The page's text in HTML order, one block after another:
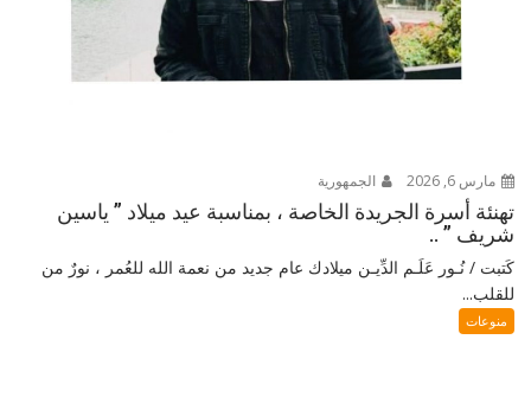
مارس 6, 2026 الجمهورية
تهنئة أسرة الجريدة الخاصة ، بمناسبة عيد ميلاد ” ياسين
شريف ” ..
كَتبت / نُـور عَلَـم الدِّيـن ميلادك عام جديد من نعمة الله للعُمر ، نورٌ من
للقلب...
منوعات